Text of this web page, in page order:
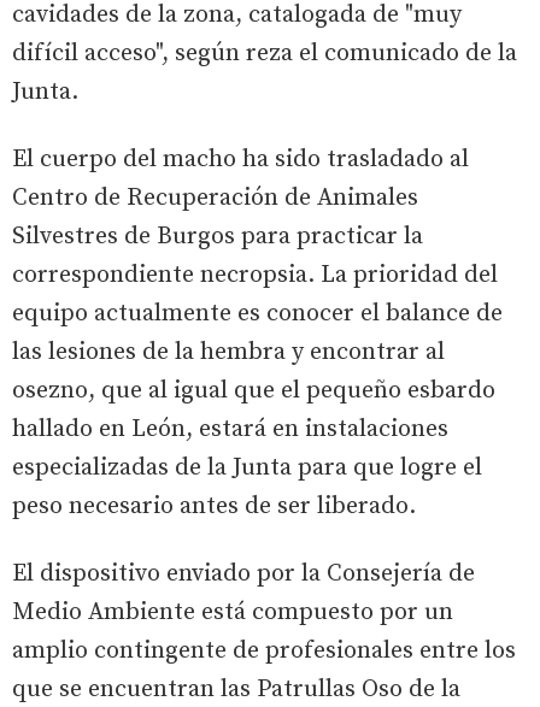
cavidades de la zona, catalogada de "muy
difícil acceso", según reza el comunicado de la
Junta.
El cuerpo del macho ha sido trasladado al
Centro de Recuperación de Animales
Silvestres de Burgos para practicar la
correspondiente necropsia. La prioridad del
equipo actualmente es conocer el balance de
las lesiones de la hembra y encontrar al
osezno, que al igual que el pequeño esbardo
hallado en León, estará en instalaciones
especializadas de la Junta para que logre el
peso necesario antes de ser liberado.
El dispositivo enviado por la Consejería de
Medio Ambiente está compuesto por un
amplio contingente de profesionales entre los
que se encuentran las Patrullas Oso de la